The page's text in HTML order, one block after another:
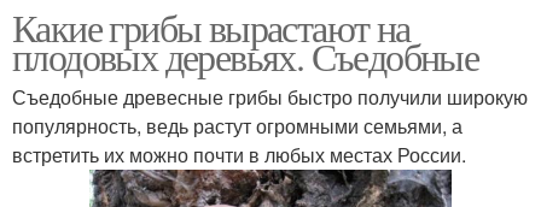
Какие грибы вырастают на
плодовых деревьях. Съедобные
Съедобные древесные грибы быстро получили широкую
популярность, ведь растут огромными семьями, а
встретить их можно почти в любых местах России.